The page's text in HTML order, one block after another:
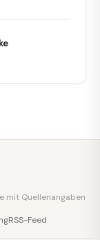
mit Quellenangaben
RSS-Feed